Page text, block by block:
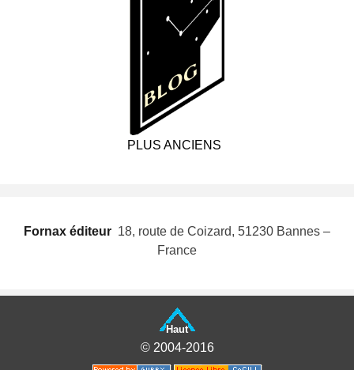
PLUS ANCIENS
Fornax éditeur  18, route de Coizard, 51230 Bannes –
France
Haut
© 2004-2016